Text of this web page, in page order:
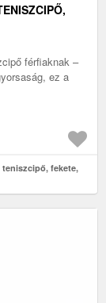
férfiaknak –
ez a
teniszcipő, fekete,